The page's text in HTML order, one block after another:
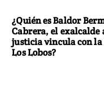
¿Quién es Baldor
Cabrera, el exalcalde
justicia vincula con la
Los Lobos?